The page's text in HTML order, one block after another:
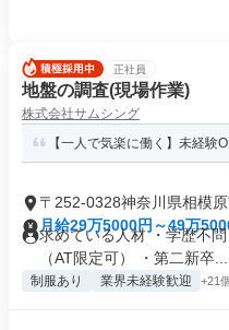
正社員
地盤の調査(現場作業)
株式会社サムシング
【一人で気楽に働く】未経験
〒252-0328神奈川県相模
月給29万5000円～49万
求めている人材 ・学歴不
（AT限定可） ・第二新卒...
制服あり 業界未経験歓迎 +21